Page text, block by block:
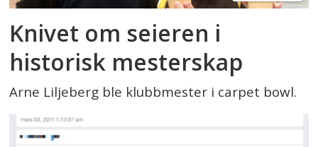
Knivet om seieren i
historisk mesterskap
Arne Liljeberg ble klubbmester i carpet bowl.